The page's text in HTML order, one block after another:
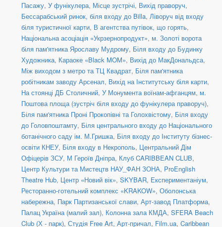
Пасажу, У фунікулера, Місце зустрічі, Вихід праворуч,
Бессарабський ринок, біля входу до Billa, Ліворуч від входу
біля туристичної карти, В агентства путівок, що горять,
Національна асоціація «Укрзернопродукт», м. Золоті ворота
біля пам'ятника Ярославу Мудрому, Біля входу до Будинку
Художника, Караоке «Black MOM», Вихід до МакДональдса,
Між виходом з метро та ТЦ Квадрат, Біля пам'ятника
робітникам заводу Арсенал, Вихід на Інститутську біля карти,
На стоянці ДБ Столичний, У Монумента воїнам-афганцям, м.
Поштова площа (зустріч біля входу до фунікулера праворуч),
Біля пам'ятника Проні Прокопівні та Голохвістому, Біля входу
до Головпоштамту, Біля центрального входу до Національного
ботанічного саду ім. М.Гришка, Біля входу до Інституту бізнес-
освіти КНЕУ, Біля входу в Некрополь, Центральний Дім
Офіцерів ЗСУ, М Героїв Дніпра, Клуб CARIBBEAN CLUB,
Центр Культури та Мистецтв НАУ_ФАН ЗОНА, ProEnglish
Theatre Hub, Центр «Новий вік», SKYBAR, Експериментаніум,
Ресторанно-готельний комплекс «KRAKOW», Оболонська
набережна, Парк Партизанської слави, Арт-завод Платформа,
Палац Україна (малий зал), Колонна зала КМДА, SFERA Beach
Club (Х - парк), Студія Free Art, Арт-причал, Film.ua, Caribbean